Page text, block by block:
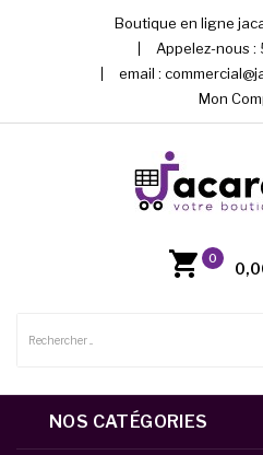
Boutique en ligne
Appelez-nous :
email :
Mon
0
NOS CATÉGORIES